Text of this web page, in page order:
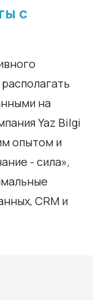
с
на
Yaz Bilgi
опытом и
- сила»,
CRM и